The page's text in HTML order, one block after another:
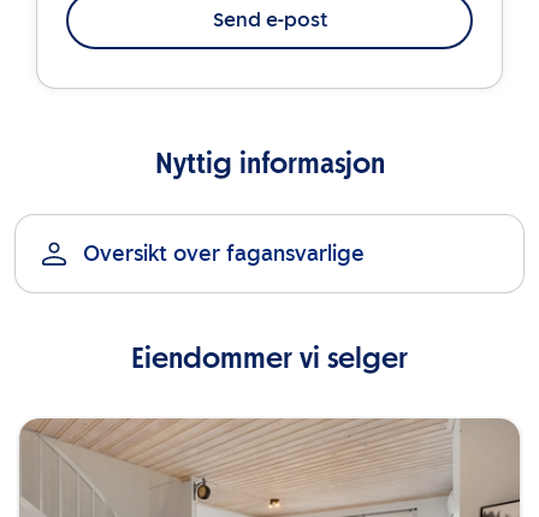
Send e-post
Nyttig informasjon
Oversikt over fagansvarlige
Eiendommer vi selger